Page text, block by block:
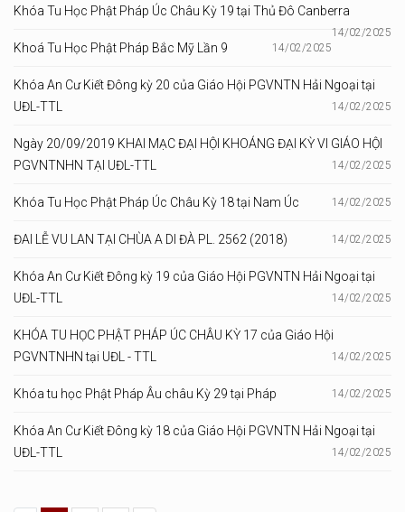
Khóa Tu Học Phật Pháp Úc Châu Kỳ 19 tại Thủ Đô Canberra
14/02/2025
Khoá Tu Học Phật Pháp Bắc Mỹ Lần 9 14/02/2025
Khóa An Cư Kiết Đông kỳ 20 của Giáo Hội PGVNTN Hải Ngoại tại
UĐL-TTL
14/02/2025
Ngày 20/09/2019 KHAI MẠC ĐẠI HỘI KHOÁNG ĐẠI KỲ VI GIÁO HỘI
PGVNTNHN TẠI UĐL-TTL
14/02/2025
Khóa Tu Học Phật Pháp Úc Châu Kỳ 18 tại Nam Úc 14/02/2025
ĐAI LỄ VU LAN TẠI CHÙA A DI ĐÀ PL. 2562 (2018) 14/02/2025
Khóa An Cư Kiết Đông kỳ 19 của Giáo Hội PGVNTN Hải Ngoại tại
UĐL-TTL
14/02/2025
KHÓA TU HỌC PHẬT PHÁP ÚC CHÂU KỲ 17 của Giáo Hội
PGVNTNHN tại UĐL - TTL
14/02/2025
Khóa tu học Phật Pháp Âu châu Kỳ 29 tại Pháp 14/02/2025
Khóa An Cư Kiết Đông kỳ 18 của Giáo Hội PGVNTN Hải Ngoại tại
UĐL-TTL
14/02/2025